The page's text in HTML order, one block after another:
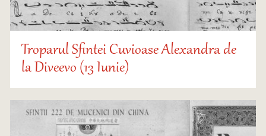
Troparul Sfintei Cuvioase Alexandra de
la Diveevo (13 Iunie)